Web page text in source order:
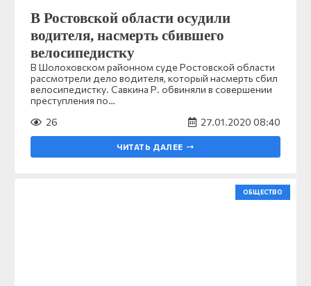
В Ростовской области осудили
водителя, насмерть сбившего
велосипедистку
В Шолоховском районном суде Ростовской области
рассмотрели дело водителя, который насмерть сбил
велосипедистку. Савкина Р. обвиняли в совершении
преступления по…
26
27.01.2020 08:40
ЧИТАТЬ ДАЛЕЕ
ОБЩЕСТВО